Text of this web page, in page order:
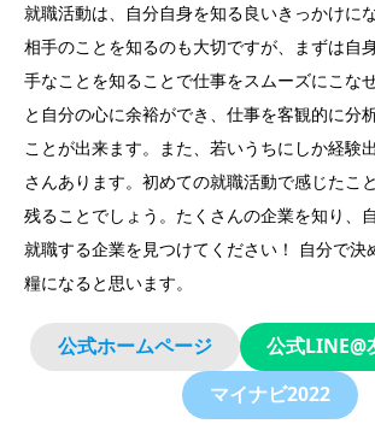
就職活動は、自分自身を知る良いきっかけに
相手のことを知るのも大切ですが、まずは自
手なことを知ることで仕事をスムーズにこな
と自分の心に余裕ができ、仕事を客観的に分
ことが出来ます。また、若いうちにしか経験
さんあります。初めての就職活動で感じたこ
残ることでしょう。たくさんの企業を知り、
就職する企業を見つけてください！ 自分で決
糧になると思います。
公式ホームページ
公式LINE@
マイナビ2022